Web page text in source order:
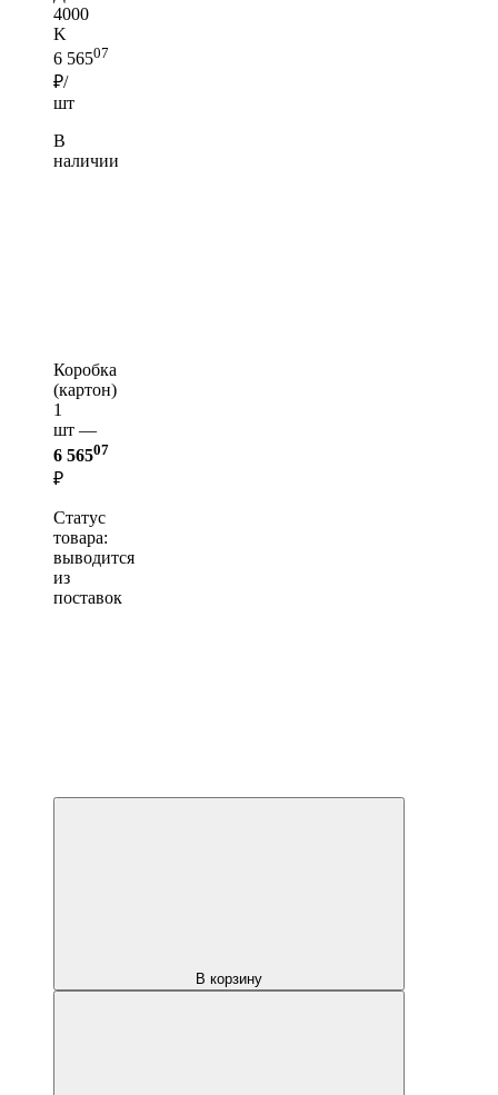
4000
K
6 56507
₽/
шт
В
наличии
Коробка
(картон)
1
шт —
6 56507
₽
Статус
товара:
выводится
из
поставок
В корзину